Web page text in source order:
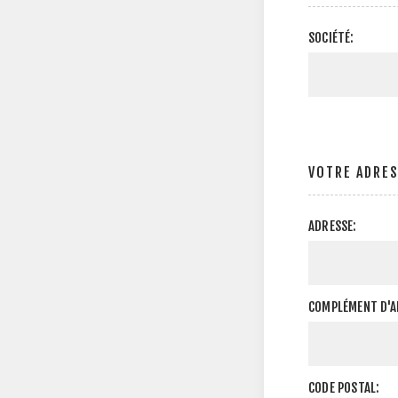
SOCIÉTÉ:
VOTRE
ADRESSE:
COMPLÉMENT
CODE POSTAL: